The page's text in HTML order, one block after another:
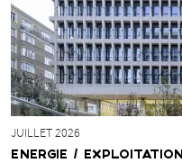
JUILLET 2026
ENERGIE / EXPLOITATION